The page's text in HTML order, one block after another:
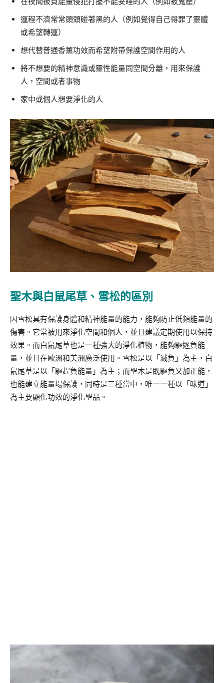
運程不濟常常頭頭碰著黑的人（例如覺得自己得罪了靈體
或希望轉運）
想代替普通香薰功效而希望附帶保護空間作用的人
將不想要的精神意識或靈性能量同空間分離，用來保護
人，空間或者事物
家中或個人想要淨化的人
聖木與白鼠尾草、雪松的區別
因雪松具有保護身體和精神能量的能力，能夠防止低頻能量的
傷害。它常被用來淨化空間和個人，並且建議定期使用以保持
效果。而白鼠尾草也是一種強大的淨化植物，能夠驅逐負能
量，並且在歐洲和美洲廣泛使用。雪松是以「滅負」為主，白
鼠尾草是以「驅趕負能量」為主；而聖木是既驅負又加正能，
也能建立能量場保護，同時是三種當中，唯一一種以「味道」
為主要顯化功效的淨化聖品。